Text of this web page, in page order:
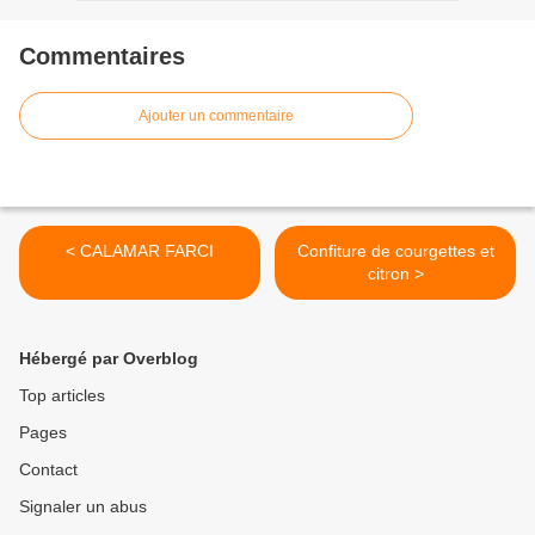
Commentaires
Ajouter un commentaire
< CALAMAR FARCI
Confiture de courgettes et
citron >
Hébergé par Overblog
Top articles
Pages
Contact
Signaler un abus